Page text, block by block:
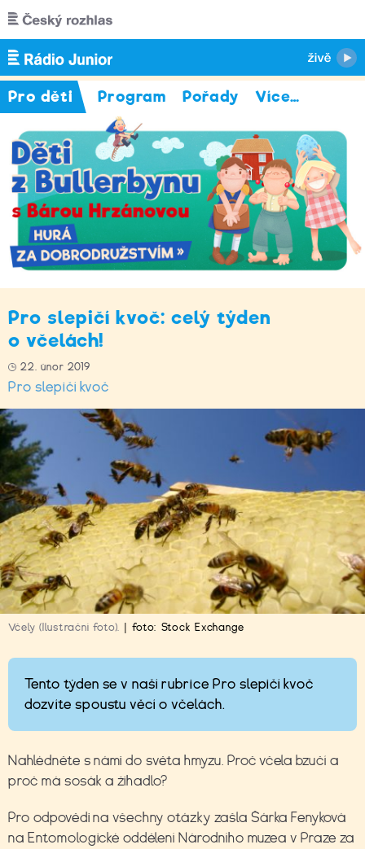
Přejít k hlavnímu obsahu
Pro děti Program Pořady Více…
Pro slepičí kvoč: celý týden
o včelách!
22. únor 2019
Pro slepičí kvoč
Včely (Ilustrační foto). foto: Stock Exchange
Tento týden se v naší rubrice Pro slepičí kvoč
dozvíte spoustu věcí o včelách.
Nahlédněte s námi do světa hmyzu. Proč včela bzučí a
proč má sosák a žihadlo?
Pro odpovědi na všechny otázky zašla Šárka Fenyková
na Entomologické oddělení Národního muzea v Praze za